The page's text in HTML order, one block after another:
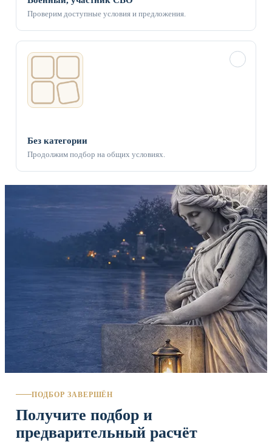
Проверим доступные условия и предложения.
Без категории
Продолжим подбор на общих условиях.
ПОДБОР ЗАВЕРШЁН
Получите подбор и
предварительный расчёт